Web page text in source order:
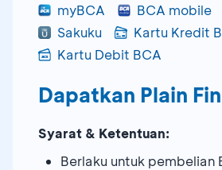
myBCA BCA mobile
Sakuku
Kartu Kredit
Kartu Debit BCA
Dapatkan Plain
Syarat & Ketentuan:
Berlaku untuk pembelian